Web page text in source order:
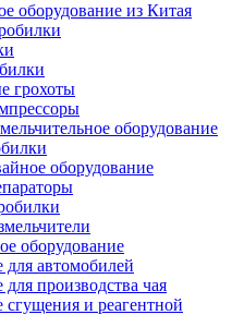
оборудование из Китая
грохоты
оборудование
оборудование
оборудование
для автомобилей
производства чая
сгущения и реагентной